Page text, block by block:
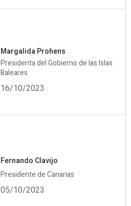
Margalida Prohens
Presidenta del Gobierno de las Islas
Baleares
16/10/2023
Fernando Clavijo
Presidente de Canarias
05/10/2023